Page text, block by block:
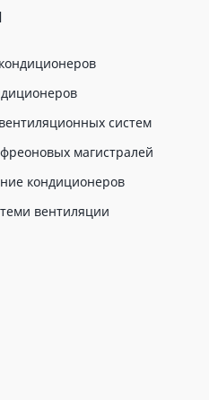
систем
магистралей
кондиционеров
вентиляции